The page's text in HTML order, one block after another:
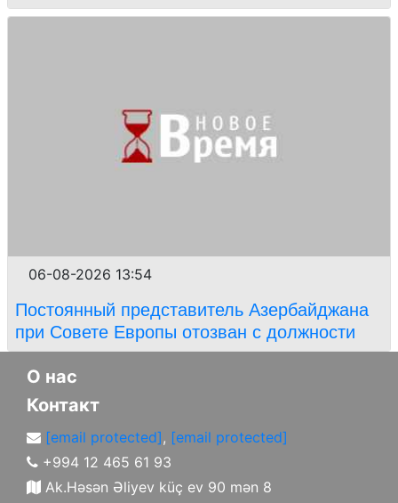
06-08-2026 13:54
Постоянный представитель Азербайджана
при Совете Европы отозван с должности
О нас
Контакт
[email protected], [email protected]
+994 12 465 61 93
Ak.Həsən Əliyev küç ev 90 mən 8